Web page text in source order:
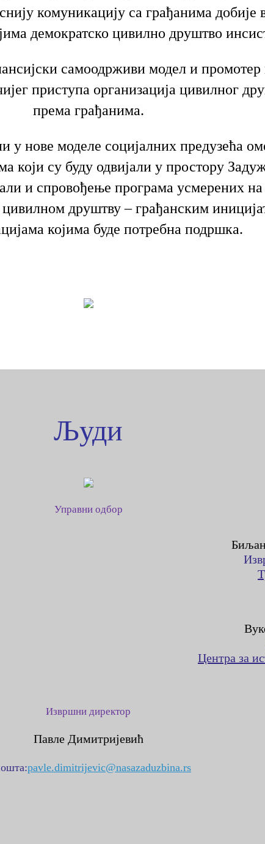
комуникацију са грађанима добије
демократско цивилно друштво
самоодрживи модел и промотер
приступа организација цивилног
према грађанима.
у нове моделе социјалних предузећа
који су буду одвијали у простору
и спровођење програма усмерених
друштву – грађанским
којима буде потребна подршка.
Људи
Управни одбор
Центра за
Извршни директор
Павле Димитријевић
pavle.dimitrijevic@nasazaduzbina.rs